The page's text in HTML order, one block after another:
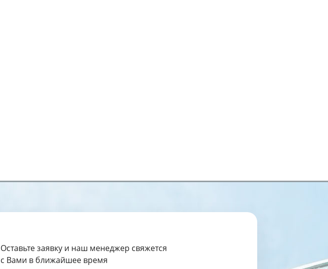
Оставьте заявку и наш менеджер свяжется
с Вами в ближайшее время